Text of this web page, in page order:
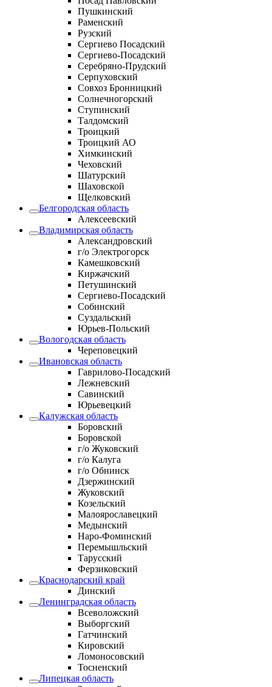
Пушкинский
Раменский
Рузский
Сергиево Посадский
Сергиево-Посадский
Серебряно-Прудский
Серпуховский
Совхоз Бронницкий
Солнечногорский
Ступинский
Талдомский
Троицкий
Троицкий АО
Химкинский
Чеховский
Шатурский
Шаховской
Щелковский
Белгородская область
Алексеевский
Владимирская область
Александровский
г/о Электрогорск
Камешковский
Киржачский
Петушинский
Сергиево-Посадский
Собинский
Суздальский
Юрьев-Польский
Вологодская область
Череповецкий
Ивановская область
Гаврилово-Посадский
Лежневский
Савинский
Юрьевецкий
Калужская область
Боровский
Боровской
г/о Жуковский
г/о Калуга
г/о Обнинск
Дзержинский
Жуковский
Козельский
Малоярославецкий
Медынский
Наро-Фоминский
Перемышльский
Тарусский
Ферзиковский
Краснодарский край
Динский
Ленинградская область
Всеволожский
Выборгский
Гатчинский
Кировский
Ломоносовский
Тосненский
Липецкая область